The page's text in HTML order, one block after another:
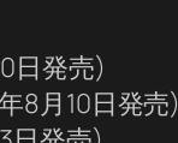
日発売)
8月10日発売)